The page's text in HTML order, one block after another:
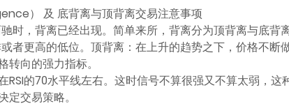
） 及 底背离与顶背离交易注意事项
时，背离已经出现。简单来所，背离分为顶背离与底
者更高的低位。顶背离：在上升的趋势之下，价格不断
向的强力指标。
RSI的70水平线左右。这时信号不算很强又不算太弱，
交易策略。